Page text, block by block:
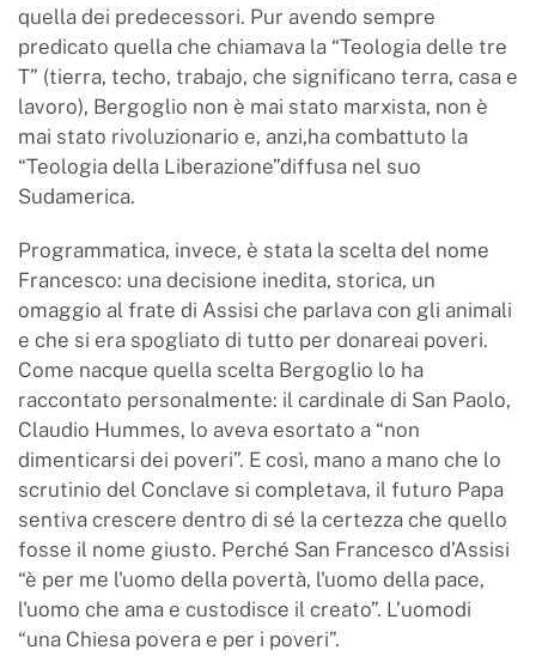
quella dei predecessori. Pur avendo sempre
predicato quella che chiamava la “Teologia delle tre
T” (tierra, techo, trabajo, che significano terra, casa e
lavoro), Bergoglio non è mai stato marxista, non è
mai stato rivoluzionario e, anzi,ha combattuto la
“Teologia della Liberazione”diffusa nel suo
Sudamerica.
Programmatica, invece, è stata la scelta del nome
Francesco: una decisione inedita, storica, un
omaggio al frate di Assisi che parlava con gli animali
e che si era spogliato di tutto per donareai poveri.
Come nacque quella scelta Bergoglio lo ha
raccontato personalmente: il cardinale di San Paolo,
Claudio Hummes, lo aveva esortato a “non
dimenticarsi dei poveri”. E così, mano a mano che lo
scrutinio del Conclave si completava, il futuro Papa
sentiva crescere dentro di sé la certezza che quello
fosse il nome giusto. Perché San Francesco d’Assisi
“è per me l'uomo della povertà, l'uomo della pace,
l'uomo che ama e custodisce il creato”. L’uomodi
“una Chiesa povera e per i poveri”.